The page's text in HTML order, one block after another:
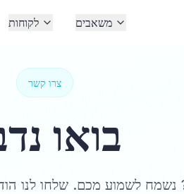
לקוחות משאבים
צרו קשר
בואו